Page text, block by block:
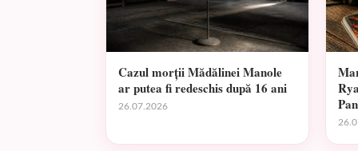
Cazul morții Mădălinei Manole
ar putea fi redeschis după 16 ani
26.07.2026